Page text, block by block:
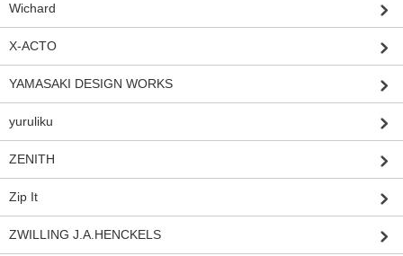
Wichard
X-ACTO
YAMASAKI DESIGN WORKS
yuruliku
ZENITH
Zip It
ZWILLING J.A.HENCKELS